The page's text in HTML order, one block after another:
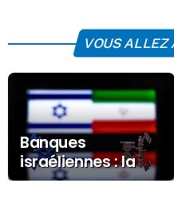
VOUS ALLEZ
Banques
israéliennes : la
rupture bancaire